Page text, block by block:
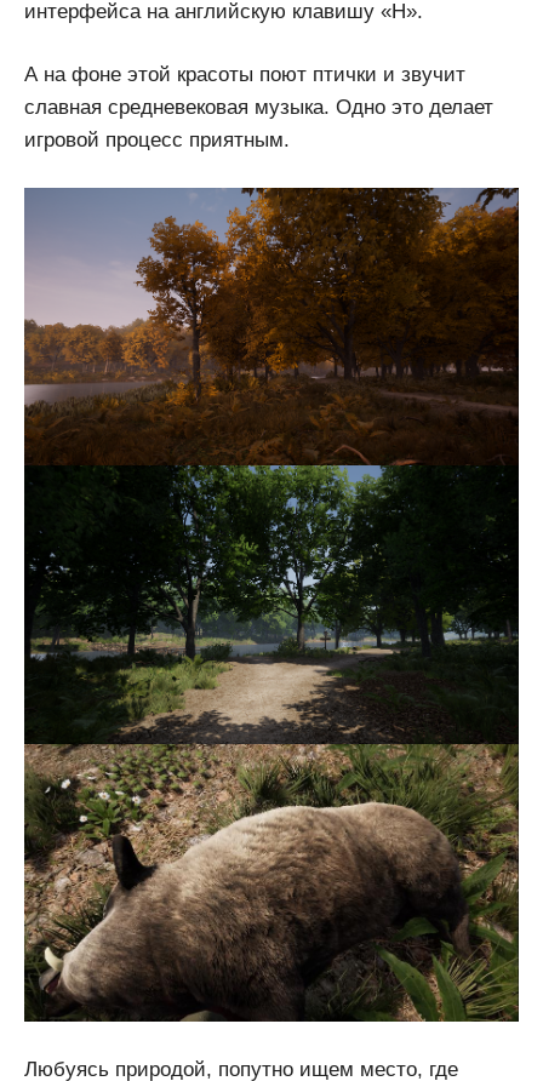
интерфейса на английскую клавишу «Н».
А на фоне этой красоты поют птички и звучит
славная средневековая музыка. Одно это делает
игровой процесс приятным.
Любуясь природой, попутно ищем место, где